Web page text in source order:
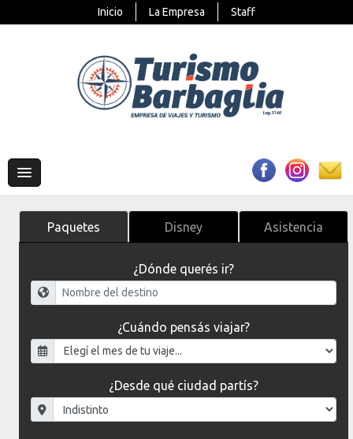
Inicio La Empresa Staff
Paquetes Disney Asistencia
¿Dónde querés ir?
¿Cuándo pensás viajar?
¿Desde qué ciudad partís?